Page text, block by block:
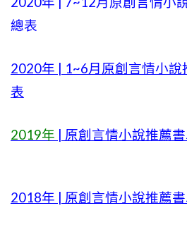
總表
2020年 | 1~6月原創言情小說
表
2019年 | 原創言情小說推薦
2018年 | 原創言情小說推薦